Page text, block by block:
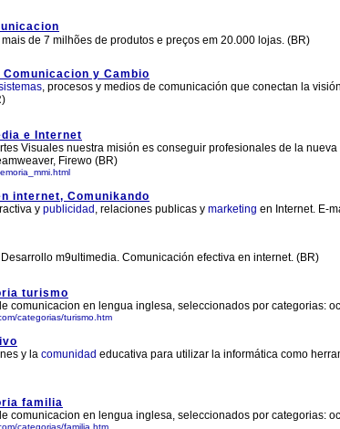
de 7 milhões de produtos e preços em 20.000 lojas. (BR)
y Cambio
, procesos y medios de comunicación que conectan la
e Internet
Visuales nuestra misión es conseguir profesionales de la
Firewo (BR)
internet, Comunikando
y publicidad , relaciones publicas y marketing en Internet. E-
m9ultimedia. Comunicación efectiva en internet. (BR)
turismo
comunicacion en lengua inglesa, seleccionados por categorias:
categorias/turismo.htm
y la comunidad educativa para utilizar la informática como
familia
comunicacion en lengua inglesa, seleccionados por categorias:
categorias/familia.htm